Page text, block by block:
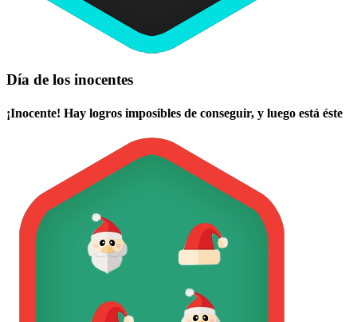
Día de los inocentes
¡Inocente! Hay logros imposibles de conseguir, y luego está éste